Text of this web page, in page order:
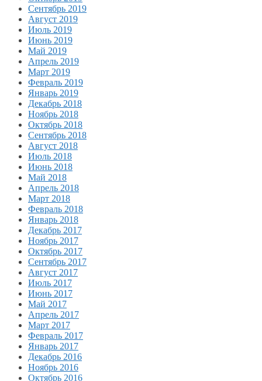
Сентябрь 2019
Август 2019
Июль 2019
Июнь 2019
Май 2019
Апрель 2019
Март 2019
Февраль 2019
Январь 2019
Декабрь 2018
Ноябрь 2018
Октябрь 2018
Сентябрь 2018
Август 2018
Июль 2018
Июнь 2018
Май 2018
Апрель 2018
Март 2018
Февраль 2018
Январь 2018
Декабрь 2017
Ноябрь 2017
Октябрь 2017
Сентябрь 2017
Август 2017
Июль 2017
Июнь 2017
Май 2017
Апрель 2017
Март 2017
Февраль 2017
Январь 2017
Декабрь 2016
Ноябрь 2016
Октябрь 2016